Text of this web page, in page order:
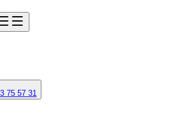
75 57 31